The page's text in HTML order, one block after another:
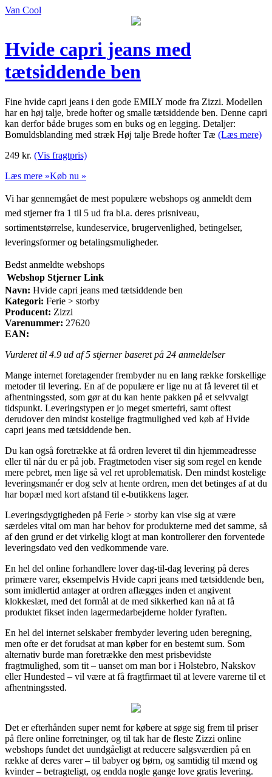
Van Cool
Hvide capri jeans med
tætsiddende ben
Fine hvide capri jeans i den gode EMILY mode fra Zizzi. Modellen
har en høj talje, brede hofter og smalle tætsiddende ben. Denne capri
kan derfor både bruges som en buks og en legging. Detaljer:
Bomuldsblanding med stræk Høj talje Brede hofter Tæ (Læs mere)
249 kr. (Vis fragtpris)
Læs mere »Køb nu »
Vi har gennemgået de mest populære webshops og anmeldt dem
med stjerner fra 1 til 5 ud fra bl.a. deres prisniveau,
sortimentstørrelse, kundeservice, brugervenlighed, betingelser,
leveringsformer og betalingsmuligheder.
Bedst anmeldte webshops
Webshop Stjerner Link
Navn: Hvide capri jeans med tætsiddende ben
Kategori: Ferie > storby
Producent: Zizzi
Varenummer: 27620
EAN:
Vurderet til 4.9 ud af 5 stjerner baseret på 24 anmeldelser
Mange internet foretagender frembyder nu en lang række forskellige
metoder til levering. En af de populære er lige nu at få leveret til et
afhentningssted, som gør at du kan hente pakken på et selvvalgt
tidspunkt. Leveringstypen er jo meget smertefri, samt oftest
derudover den mindst kostelige fragtmulighed ved køb af Hvide
capri jeans med tætsiddende ben.
Du kan også foretrække at få ordren leveret til din hjemmeadresse
eller til når du er på job. Fragtmetoden viser sig som regel en kende
mere pebret, men lige så vel ret uproblematisk. Den mindst kostelige
leveringsmanér er dog selv at hente ordren, men det betinges af at du
har bopæl med kort afstand til e-butikkens lager.
Leveringsdygtigheden på Ferie > storby kan vise sig at være
særdeles vital om man har behov for produkterne med det samme, så
af den grund er det virkelig klogt at man kontrollerer den forventede
leveringsdato ved den vedkommende vare.
En hel del online forhandlere lover dag-til-dag levering på deres
primære varer, eksempelvis Hvide capri jeans med tætsiddende ben,
som imidlertid antager at ordren aflægges inden et angivent
klokkeslæt, med det formål at de med sikkerhed kan nå at få
produktet fikset inden lagermedarbejderne holder fyraften.
En hel del internet selskaber frembyder levering uden beregning,
men ofte er det forudsat at man køber for en bestemt sum. Som
alternativ burde man foretrække den mest prisbevidste
fragtmulighed, som tit – uanset om man bor i Holstebro, Nakskov
eller Hundested – vil være at få fragtfirmaet til at levere varerne til et
afhentningssted.
Det er efterhånden super nemt for købere at søge sig frem til priser
på flere online forretninger, og til tak har de fleste Zizzi online
webshops fundet det uundgåeligt at reducere salgsværdien på en
række af deres varer – til babyer og børn, og samtidig til mænd og
kvinder – betragteligt, og endda nogle gange love gratis levering.